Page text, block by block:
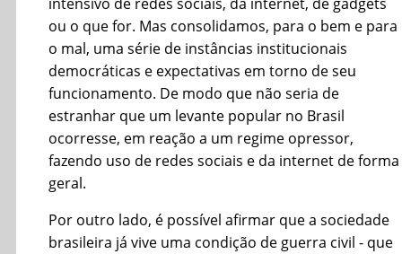
ou o que for. Mas consolidamos, para o bem e para
o mal, uma série de instâncias institucionais
democráticas e expectativas em torno de seu
funcionamento. De modo que não seria de
estranhar que um levante popular no Brasil
ocorresse, em reação a um regime opressor,
fazendo uso de redes sociais e da internet de forma
geral.
Por outro lado, é possível afirmar que a sociedade
brasileira já vive uma condição de guerra civil - que